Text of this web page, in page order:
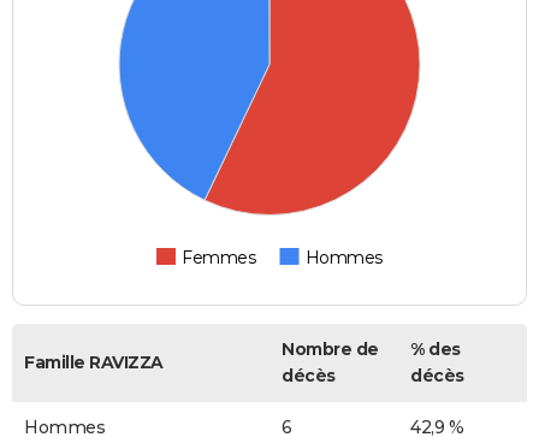
Femmes Hommes
Famille RAVIZZA
Nombre de
décès
% des
décès
Hommes 6 42,9 %